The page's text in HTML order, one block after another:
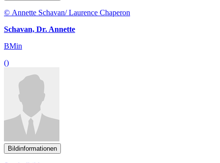
© Annette Schavan/ Laurence Chaperon
Schavan, Dr. Annette
BMin
()
Bildinformationen